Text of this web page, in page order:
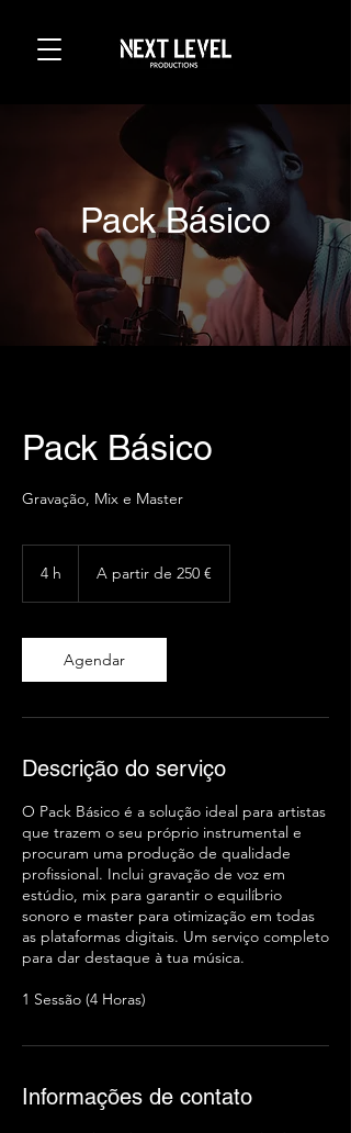
Pack Básico
Pack Básico
Gravação, Mix e Master
4 h
euros
A partir de 250 €
Agendar
Descrição do serviço
O Pack Básico é a solução ideal para artistas
que trazem o seu próprio instrumental e
procuram uma produção de qualidade
profissional. Inclui gravação de voz em
estúdio, mix para garantir o equilíbrio
sonoro e master para otimização em todas
as plataformas digitais. Um serviço completo
para dar destaque à tua música.
1 Sessão (4 Horas)
Informações de contato